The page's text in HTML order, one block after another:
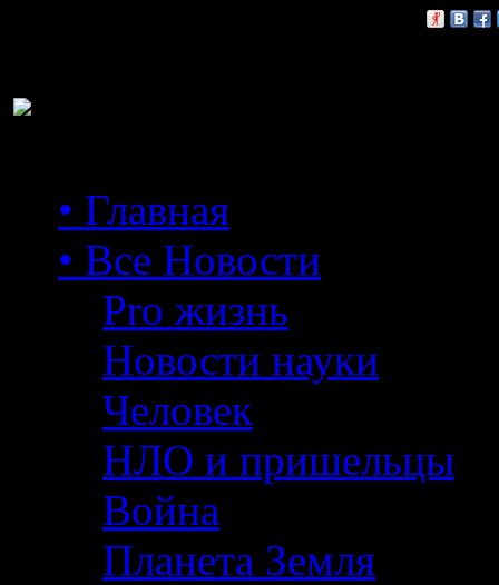
• Главная
• Все Новости
Pro жизнь
Новости науки
Человек
НЛО и пришельцы
Война
Планета Земля